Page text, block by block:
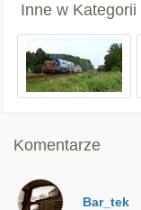
Inne w Kategorii
Komentarze
Bar_tek